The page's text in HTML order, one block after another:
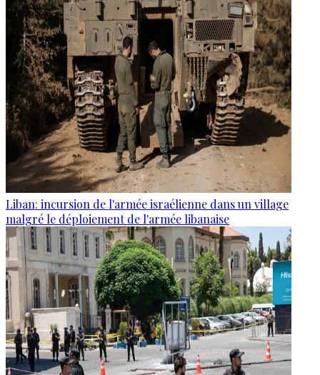
Liban: incursion de l'armée israélienne dans un village
malgré le déploiement de l'armée libanaise